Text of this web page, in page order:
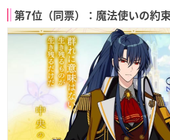
第7位（同票）：魔法使いの約